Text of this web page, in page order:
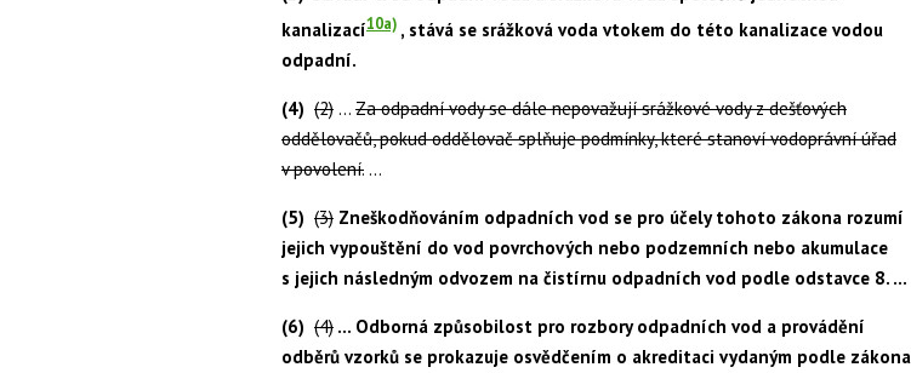
kanalizací10a) , stává se srážková voda vtokem do této kanalizace vodou
odpadní.
(4) (2) … Za odpadní vody se dále nepovažují srážkové vody z dešťových
oddělovačů, pokud oddělovač splňuje podmínky, které stanoví vodoprávní úřad
v povolení. …
(5) (3) Zneškodňováním odpadních vod se pro účely tohoto zákona rozumí
jejich vypouštění do vod povrchových nebo podzemních nebo akumulace
s jejich následným odvozem na čistírnu odpadních vod podle odstavce 8. …
(6) (4) … Odborná způsobilost pro rozbory odpadních vod a provádění
odběrů vzorků se prokazuje osvědčením o akreditaci vydaným podle zákona